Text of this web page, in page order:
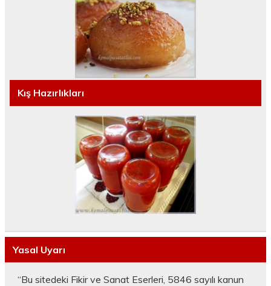
Kış Hazırlıkları
Yasal Uyarı
“Bu sitedeki Fikir ve Sanat Eserleri, 5846 sayılı kanun